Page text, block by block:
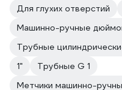
Для глухих отверстий
Машинно-ручные
Трубные
1"
Трубные G 1
Метчики машинно-